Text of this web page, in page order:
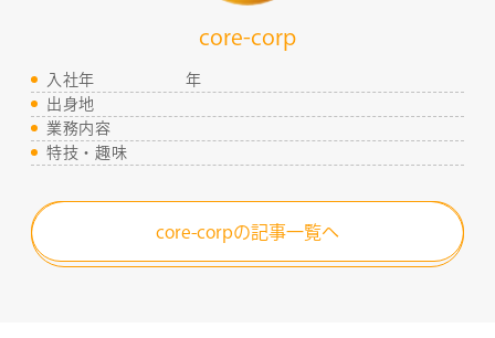
core-corp
入社年
年
出身地
業務内容
特技・趣味
core-corpの記事一覧へ